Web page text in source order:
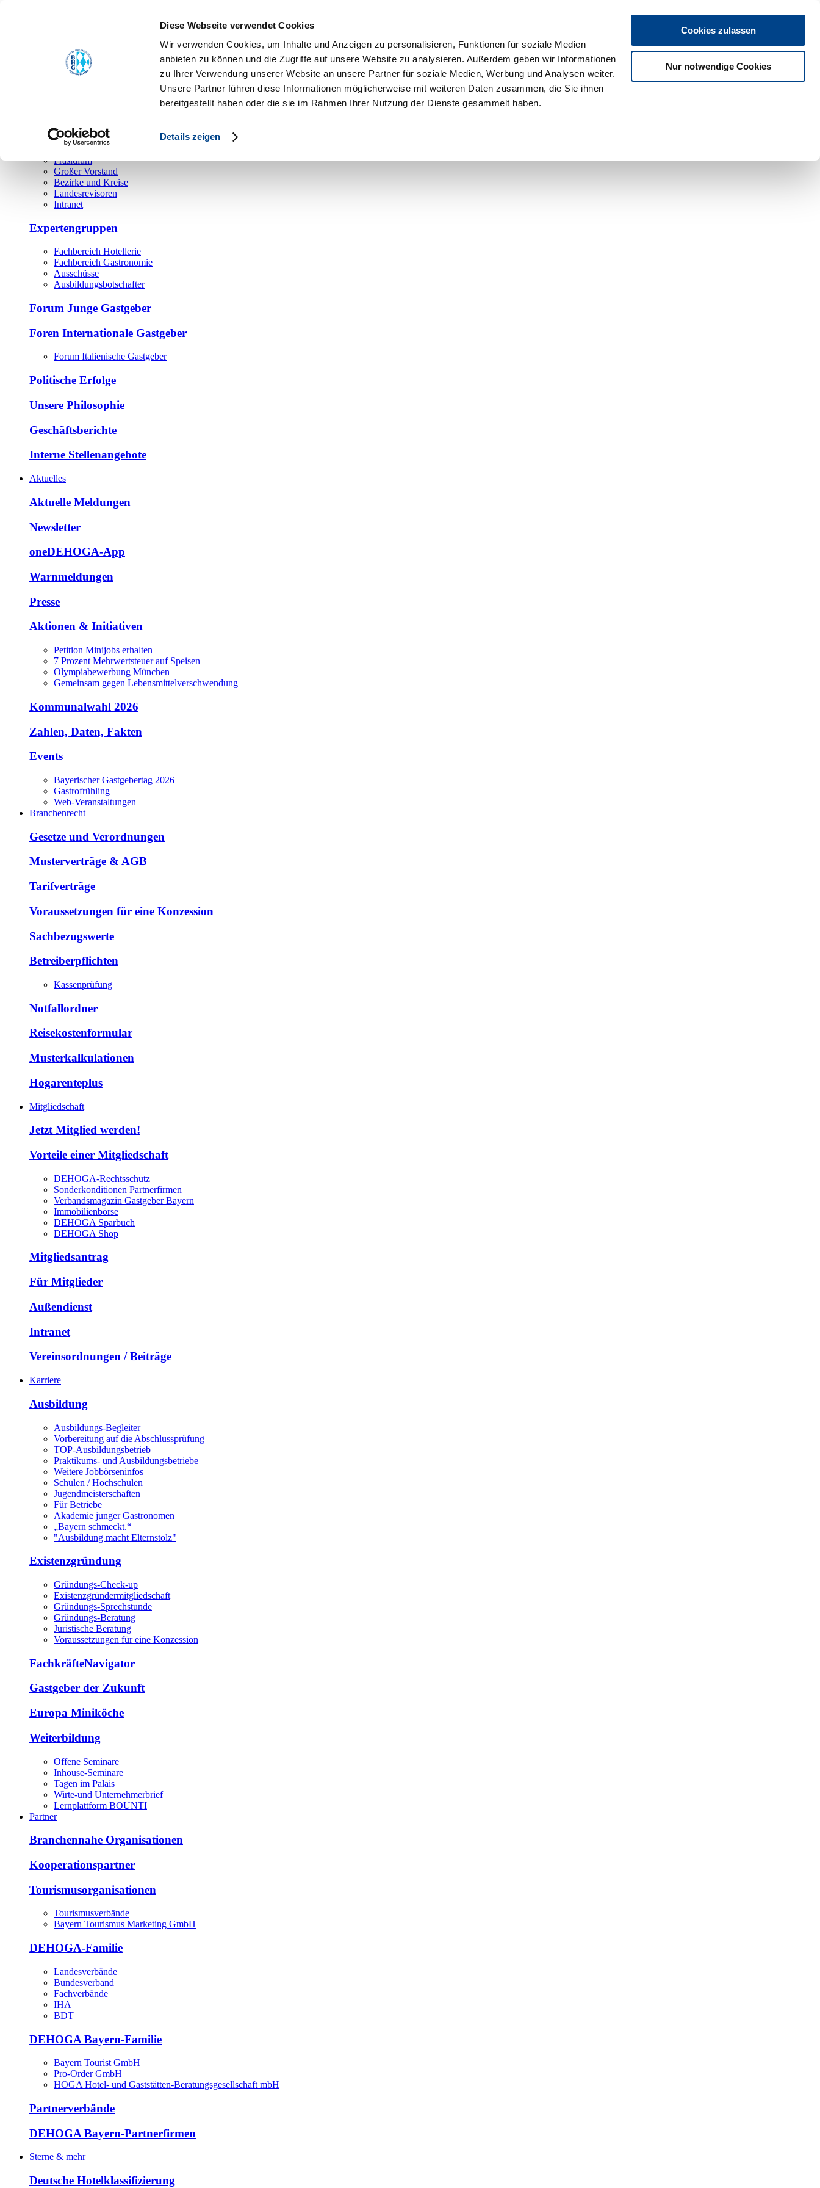
Diese Webseite verwendet Cookies
Wir verwenden Cookies, um Inhalte und Anzeigen zu personalisieren, Funktionen für soziale Medien
anbieten zu können und die Zugriffe auf unsere Website zu analysieren. Außerdem geben wir Informationen
zu Ihrer Verwendung unserer Website an unsere Partner für soziale Medien, Werbung und Analysen weiter.
Unsere Partner führen diese Informationen möglicherweise mit weiteren Daten zusammen, die Sie ihnen
bereitgestellt haben oder die sie im Rahmen Ihrer Nutzung der Dienste gesammelt haben.
Details zeigen
Cookies zulassen
Nur notwendige Cookies
Hauptamt
Bezirks- und Regionalgeschäftsstellen
Ehrenamt
Präsidium
Großer Vorstand
Bezirke und Kreise
Landesrevisoren
Intranet
Expertengruppen
Fachbereich Hotellerie
Fachbereich Gastronomie
Ausschüsse
Ausbildungsbotschafter
Forum Junge Gastgeber
Foren Internationale Gastgeber
Forum Italienische Gastgeber
Politische Erfolge
Unsere Philosophie
Geschäftsberichte
Interne Stellenangebote
Aktuelles
Aktuelle Meldungen
Newsletter
oneDEHOGA-App
Warnmeldungen
Presse
Aktionen & Initiativen
Petition Minijobs erhalten
7 Prozent Mehrwertsteuer auf Speisen
Olympiabewerbung München
Gemeinsam gegen Lebensmittelverschwendung
Kommunalwahl 2026
Zahlen, Daten, Fakten
Events
Bayerischer Gastgebertag 2026
Gastrofrühling
Web-Veranstaltungen
Branchenrecht
Gesetze und Verordnungen
Musterverträge & AGB
Tarifverträge
Voraussetzungen für eine Konzession
Sachbezugswerte
Betreiberpflichten
Kassenprüfung
Notfallordner
Reisekostenformular
Musterkalkulationen
Hogarenteplus
Mitgliedschaft
Jetzt Mitglied werden!
Vorteile einer Mitgliedschaft
DEHOGA-Rechtsschutz
Sonderkonditionen Partnerfirmen
Verbandsmagazin Gastgeber Bayern
Immobilienbörse
DEHOGA Sparbuch
DEHOGA Shop
Mitgliedsantrag
Für Mitglieder
Außendienst
Intranet
Vereinsordnungen / Beiträge
Karriere
Ausbildung
Ausbildungs-Begleiter
Vorbereitung auf die Abschlussprüfung
TOP-Ausbildungsbetrieb
Praktikums- und Ausbildungsbetriebe
Weitere Jobbörseninfos
Schulen / Hochschulen
Jugendmeisterschaften
Für Betriebe
Akademie junger Gastronomen
„Bayern schmeckt.“
"Ausbildung macht Elternstolz"
Existenzgründung
Gründungs-Check-up
Existenzgründermitgliedschaft
Gründungs-Sprechstunde
Gründungs-Beratung
Juristische Beratung
Voraussetzungen für eine Konzession
FachkräfteNavigator
Gastgeber der Zukunft
Europa Miniköche
Weiterbildung
Offene Seminare
Inhouse-Seminare
Tagen im Palais
Wirte-und Unternehmerbrief
Lernplattform BOUNTI
Partner
Branchennahe Organisationen
Kooperationspartner
Tourismusorganisationen
Tourismusverbände
Bayern Tourismus Marketing GmbH
DEHOGA-Familie
Landesverbände
Bundesverband
Fachverbände
IHA
BDT
DEHOGA Bayern-Familie
Bayern Tourist GmbH
Pro-Order GmbH
HOGA Hotel- und Gaststätten-Beratungsgesellschaft mbH
Partnerverbände
DEHOGA Bayern-Partnerfirmen
Sterne & mehr
Deutsche Hotelklassifizierung